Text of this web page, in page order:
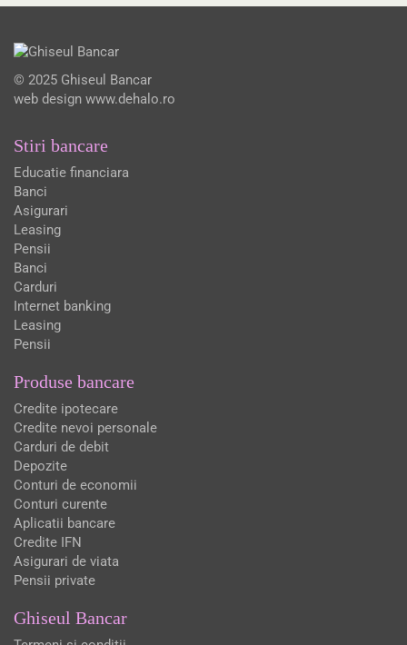
© 2025 Ghiseul Bancar
web design www.dehalo.ro
Stiri bancare
Educatie financiara
Banci
Asigurari
Leasing
Pensii
Banci
Carduri
Internet banking
Leasing
Pensii
Produse bancare
Credite ipotecare
Credite nevoi personale
Carduri de debit
Depozite
Conturi de economii
Conturi curente
Aplicatii bancare
Credite IFN
Asigurari de viata
Pensii private
Ghiseul Bancar